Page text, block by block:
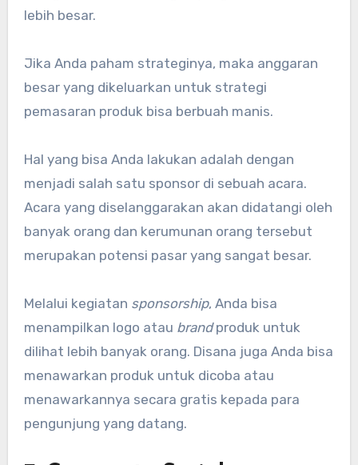
lebih besar.
Jika Anda paham strateginya, maka anggaran
besar yang dikeluarkan untuk strategi
pemasaran produk bisa berbuah manis.
Hal yang bisa Anda lakukan adalah dengan
menjadi salah satu sponsor di sebuah acara.
Acara yang diselanggarakan akan didatangi oleh
banyak orang dan kerumunan orang tersebut
merupakan potensi pasar yang sangat besar.
Melalui kegiatan sponsorship, Anda bisa
menampilkan logo atau brandproduk untuk
dilihat lebih banyak orang. Disana juga Anda bisa
menawarkan produk untuk dicoba atau
menawarkannya secara gratis kepada para
pengunjung yang datang.